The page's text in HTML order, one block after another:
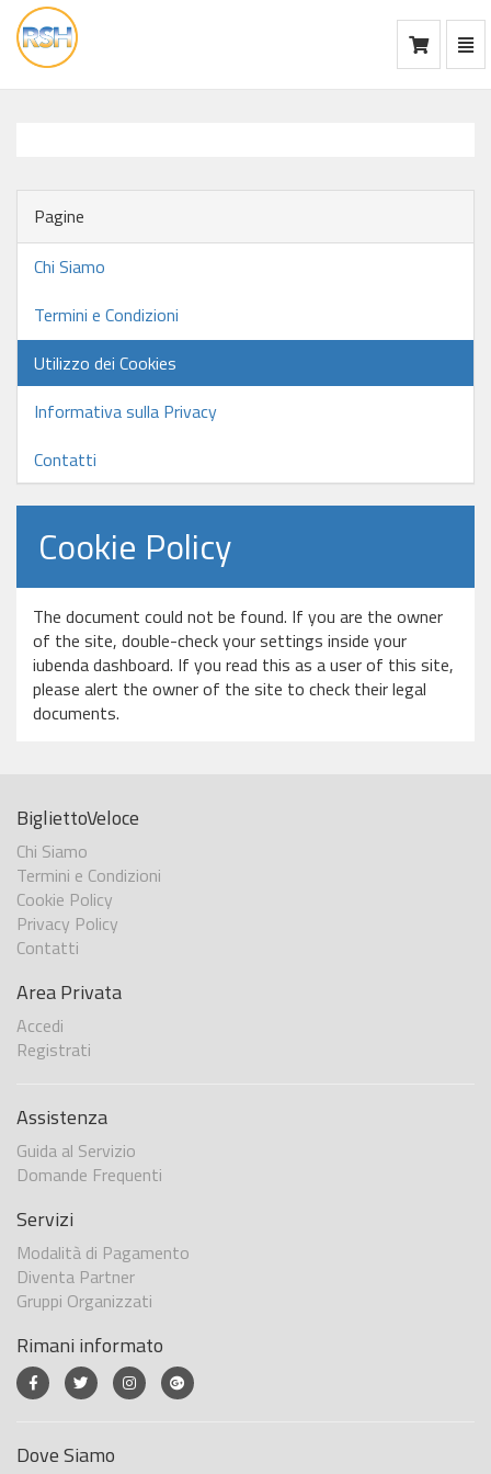
vai
alla
Pagine
Chi Siamo
Termini e Condizioni
Utilizzo dei Cookies
Informativa sulla Privacy
Contatti
Cookie Policy
The document could not be found. If you are the owner
of the site, double-check your settings inside your
iubenda dashboard. If you read this as a user of this site,
please alert the owner of the site to check their legal
documents.
BigliettoVeloce
Chi Siamo
Termini e Condizioni
Cookie Policy
Privacy Policy
Contatti
Area Privata
Accedi
Registrati
Assistenza
Guida al Servizio
Domande Frequenti
Servizi
Modalità di Pagamento
Diventa Partner
Gruppi Organizzati
Rimani informato
Dove Siamo